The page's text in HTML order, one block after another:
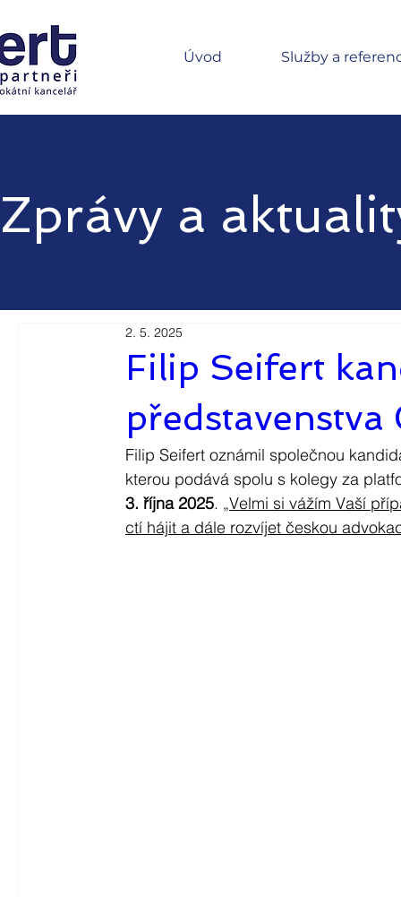
Úvod Služby a
Zprávy a
Filip Seifert
představenstva
2. 5. 2025
Filip Seifert oznámil společnou
kterou podává spolu s kolegy za
3. října 2025. „Velmi si vážím Vaší
ctí hájit a dále rozvíjet českou